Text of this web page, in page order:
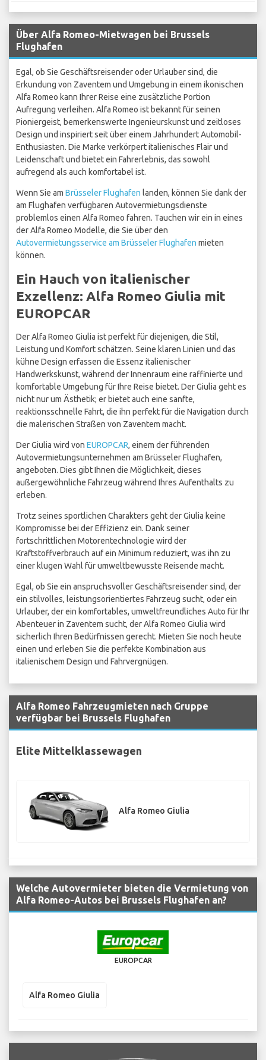
Über Alfa Romeo-Mietwagen bei Brussels
Flughafen
Egal, ob Sie Geschäftsreisender oder Urlauber sind, die
Erkundung von Zaventem und Umgebung in einem ikonischen
Alfa Romeo kann Ihrer Reise eine zusätzliche Portion
Aufregung verleihen. Alfa Romeo ist bekannt für seinen
Pioniergeist, bemerkenswerte Ingenieurskunst und zeitloses
Design und inspiriert seit über einem Jahrhundert Automobil-
Enthusiasten. Die Marke verkörpert italienisches Flair und
Leidenschaft und bietet ein Fahrerlebnis, das sowohl
aufregend als auch komfortabel ist.
Wenn Sie am Brüsseler Flughafen landen, können Sie dank der
am Flughafen verfügbaren Autovermietungsdienste
problemlos einen Alfa Romeo fahren. Tauchen wir ein in eines
der Alfa Romeo Modelle, die Sie über den
Autovermietungsservice am Brüsseler Flughafen mieten
können.
Ein Hauch von italienischer
Exzellenz: Alfa Romeo Giulia mit
EUROPCAR
Der Alfa Romeo Giulia ist perfekt für diejenigen, die Stil,
Leistung und Komfort schätzen. Seine klaren Linien und das
kühne Design erfassen die Essenz italienischer
Handwerkskunst, während der Innenraum eine raffinierte und
komfortable Umgebung für Ihre Reise bietet. Der Giulia geht es
nicht nur um Ästhetik; er bietet auch eine sanfte,
reaktionsschnelle Fahrt, die ihn perfekt für die Navigation durch
die malerischen Straßen von Zaventem macht.
Der Giulia wird von EUROPCAR, einem der führenden
Autovermietungsunternehmen am Brüsseler Flughafen,
angeboten. Dies gibt Ihnen die Möglichkeit, dieses
außergewöhnliche Fahrzeug während Ihres Aufenthalts zu
erleben.
Trotz seines sportlichen Charakters geht der Giulia keine
Kompromisse bei der Effizienz ein. Dank seiner
fortschrittlichen Motorentechnologie wird der
Kraftstoffverbrauch auf ein Minimum reduziert, was ihn zu
einer klugen Wahl für umweltbewusste Reisende macht.
Egal, ob Sie ein anspruchsvoller Geschäftsreisender sind, der
ein stilvolles, leistungsorientiertes Fahrzeug sucht, oder ein
Urlauber, der ein komfortables, umweltfreundliches Auto für Ihr
Abenteuer in Zaventem sucht, der Alfa Romeo Giulia wird
sicherlich Ihren Bedürfnissen gerecht. Mieten Sie noch heute
einen und erleben Sie die perfekte Kombination aus
italienischem Design und Fahrvergnügen.
Alfa Romeo Fahrzeugmieten nach Gruppe
verfügbar bei Brussels Flughafen
Elite Mittelklassewagen
Alfa Romeo Giulia
Welche Autovermieter bieten die Vermietung von
Alfa Romeo-Autos bei Brussels Flughafen an?
EUROPCAR
Alfa Romeo Giulia